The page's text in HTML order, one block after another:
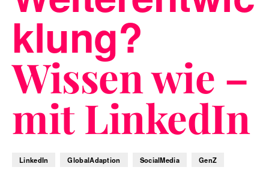
Blog
Nachhaltigkeit
klung?
Wissen wie –
mit LinkedIn
LinkedIn GlobalAdaption SocialMedia GenZ